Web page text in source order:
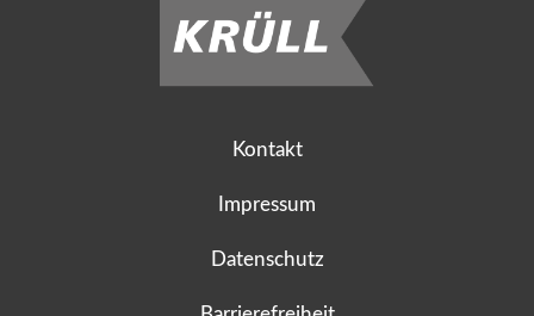
Kontakt
Impressum
Datenschutz